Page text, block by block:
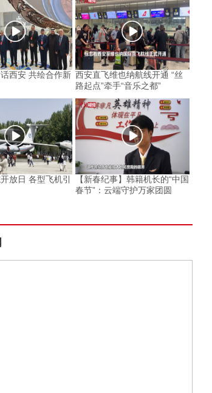
西安 共绘合作新 西安直飞维也纳航线开通 “丝
路起点”牵手“音乐之都”
放日 各型飞机引
【新春纪事】韩籍机长的“中国
春节”：云端守护万家团圆